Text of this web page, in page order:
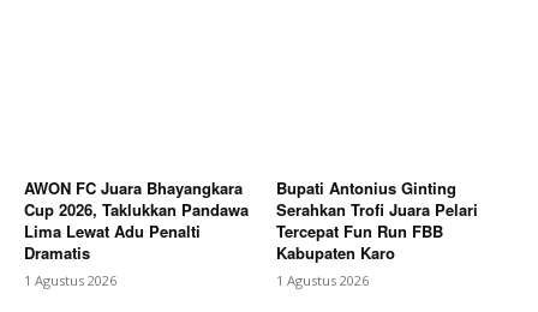
AWON FC Juara Bhayangkara
Cup 2026, Taklukkan Pandawa
Lima Lewat Adu Penalti
Dramatis
1 Agustus 2026
Bupati Antonius Ginting
Serahkan Trofi Juara Pelari
Tercepat Fun Run FBB
Kabupaten Karo
1 Agustus 2026